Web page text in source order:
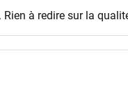
à redire sur la